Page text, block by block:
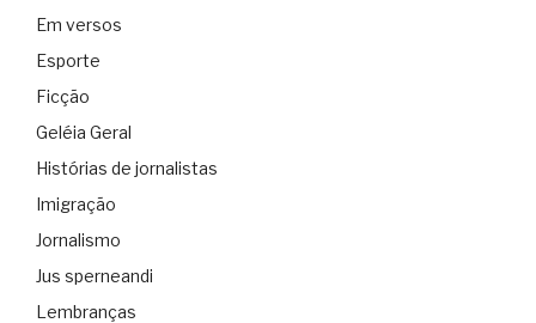
Em versos
Esporte
Ficção
Geléia Geral
Histórias de jornalistas
Imigração
Jornalismo
Jus sperneandi
Lembranças